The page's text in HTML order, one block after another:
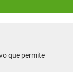
que permite